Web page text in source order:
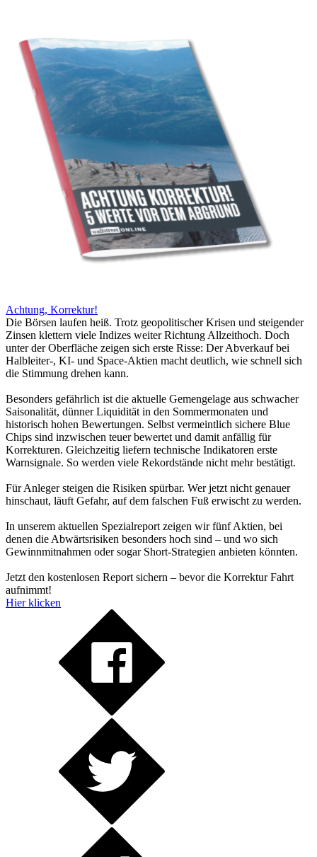
Achtung, Korrektur!
Die Börsen laufen heiß. Trotz geopolitischer Krisen und steigender
Zinsen klettern viele Indizes weiter Richtung Allzeithoch. Doch
unter der Oberfläche zeigen sich erste Risse: Der Abverkauf bei
Halbleiter-, KI- und Space-Aktien macht deutlich, wie schnell sich
die Stimmung drehen kann.
Besonders gefährlich ist die aktuelle Gemengelage aus schwacher
Saisonalität, dünner Liquidität in den Sommermonaten und
historisch hohen Bewertungen. Selbst vermeintlich sichere Blue
Chips sind inzwischen teuer bewertet und damit anfällig für
Korrekturen. Gleichzeitig liefern technische Indikatoren erste
Warnsignale. So werden viele Rekordstände nicht mehr bestätigt.
Für Anleger steigen die Risiken spürbar. Wer jetzt nicht genauer
hinschaut, läuft Gefahr, auf dem falschen Fuß erwischt zu werden.
In unserem aktuellen Spezialreport zeigen wir fünf Aktien, bei
denen die Abwärtsrisiken besonders hoch sind – und wo sich
Gewinnmitnahmen oder sogar Short-Strategien anbieten könnten.
Jetzt den kostenlosen Report sichern – bevor die Korrektur Fahrt
aufnimmt!
Hier klicken